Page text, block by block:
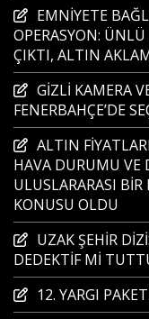
EMNİYETE
OPERASYON:
ÇIKTI, ALTIN
GİZLİ KAMERA
FENERBAHÇE’DE
ALTIN
HAVA DURUMU VE
ULUSLARARASI
KONUSU OLDU
UZAK ŞEHİR
DEDEKTİF Mİ
12. YARGI